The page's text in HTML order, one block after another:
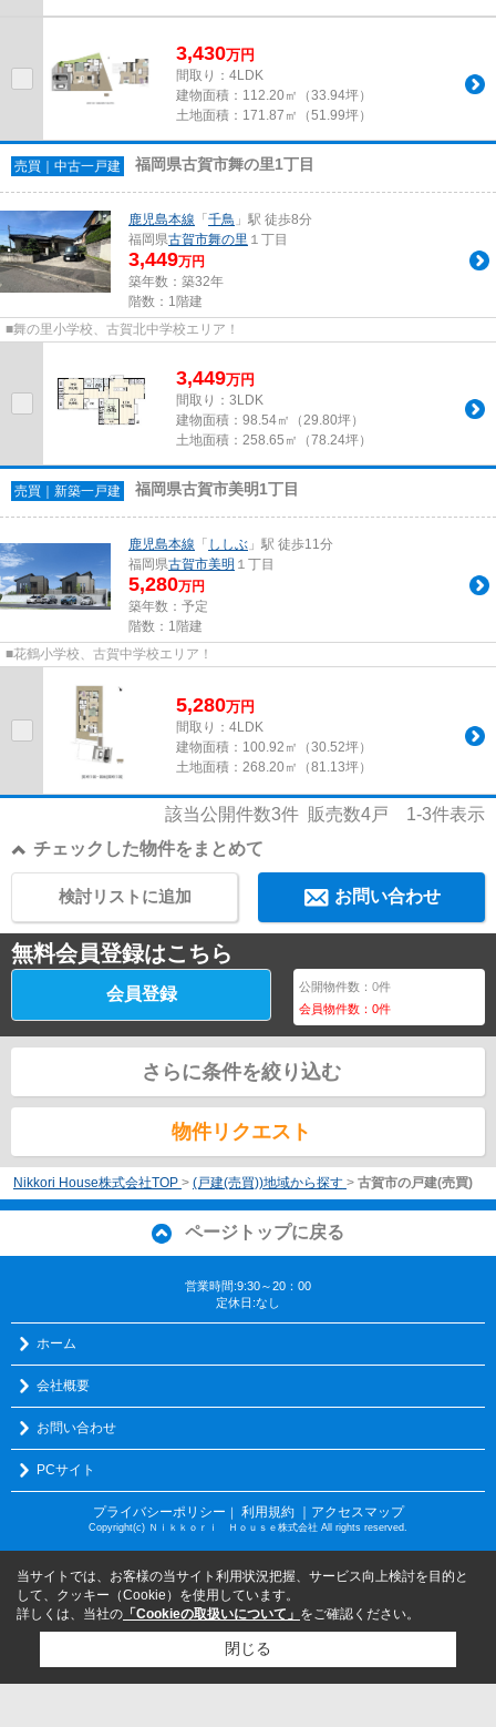
3,430万円
間取り：4LDK
建物面積： 112.20㎡（33.94坪）
土地面積： 171.87㎡（51.99坪）
売買｜中古一戸建 福岡県古賀市舞の里1丁目
鹿児島本線 「 千鳥 」駅 徒歩8分
福岡県古賀市舞の里 １丁目
3,449万円
築年数：築32年
階数：1階建
■舞の里小学校、古賀北中学校エリア！
3,449万円
間取り：3LDK
建物面積： 98.54㎡（29.80坪）
土地面積： 258.65㎡（78.24坪）
売買｜新築一戸建 福岡県古賀市美明1丁目
鹿児島本線 「 ししぶ 」駅 徒歩11分
福岡県古賀市美明 １丁目
5,280万円
築年数：予定
階数：1階建
■花鶴小学校、古賀中学校エリア！
5,280万円
間取り：4LDK
建物面積： 100.92㎡（30.52坪）
土地面積： 268.20㎡（81.13坪）
該当公開件数3件 販売数4戸 1-3件表示
チェックした物件をまとめて
お問い合わせ
検討リストに追加
無料会員登録はこちら
会員登録 公開物件数：0件
会員物件数：0件
さらに条件を絞り込む
物件リクエスト
Nikkori House株式会社TOP > (戸建(売買))地域から探す > 古賀市の戸建(売買)
ページトップに戻る
営業時間:9:30～20：00
定休日:なし
ホーム
会社概要
お問い合わせ
PCサイト
プライバシーポリシー ｜ 利用規約 ｜アクセスマップ
Copyright(c) Ｎｉｋｋｏｒｉ Ｈｏｕｓｅ株式会社 All rights reserved.
当サイトでは、お客様の当サイト利用状況把握、サービス向上検討を目的と
して、クッキー（Cookie）を使用しています。
詳しくは、当社の 「Cookieの取扱いについて」 をご確認ください。
閉じる